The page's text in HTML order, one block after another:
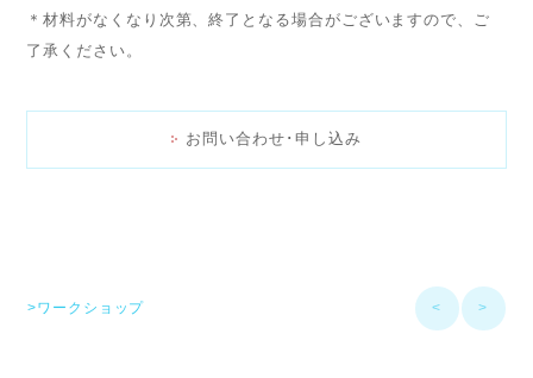
＊材料がなくなり次第、終了となる場合がございますので、ご
了承ください。
お問い合わせ･申し込み
>ワークショップ < >